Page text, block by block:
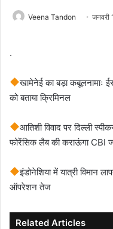
Veena Tandon जनवरी
.
खामेनेई का बड़ा कबूलनामाः
को बताया क्रिमिनल
आतिशी विवाद पर दिल्ली
फोरेंसिक लैब की कराऊंगा CBI
इंडोनेशिया में यात्री विमान
ऑपरेशन तेज
Related Articles